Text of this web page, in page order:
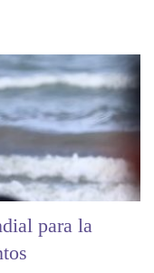
para la